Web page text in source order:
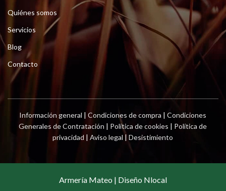
Quiénes somos
Servicios
Blog
Contacto
Información general |Condiciones de compra |Condiciones
Generales de Contratación | Política de cookies | Política de
privacidad |Aviso legal |Desistimiento
Armería Mateo | Diseño Nlocal